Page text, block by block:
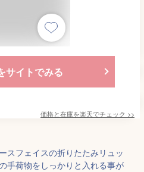
サイトでみる
価格と在庫を楽天でチェック >>
スフェイスの折りたたみリュッ
手荷物をしっかりと入れる事が